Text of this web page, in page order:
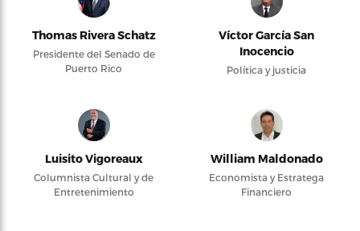
Thomas Rivera Schatz
Presidente del Senado de
Puerto Rico
Víctor García San
Inocencio
Política y justicia
Luisito Vigoreaux
Columnista Cultural y de
Entretenimiento
William Maldonado
Economista y Estratega
Financiero